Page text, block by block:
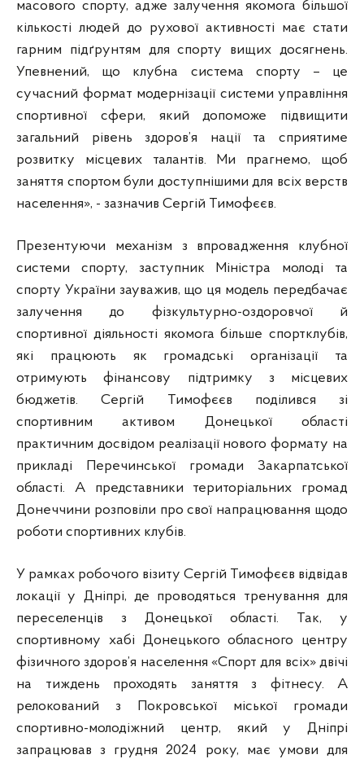
масового спорту, адже залучення якомога більшої
кількості людей до рухової активності має стати
гарним підґрунтям для спорту вищих досягнень.
Упевнений, що клубна система спорту – це
сучасний формат модернізації системи управління
спортивної сфери, який допоможе підвищити
загальний рівень здоров’я нації та сприятиме
розвитку місцевих талантів. Ми прагнемо, щоб
заняття спортом були доступнішими для всіх верств
населення», - зазначив Сергій Тимофєєв.
Презентуючи механізм з впровадження клубної
системи спорту, заступник Міністра молоді та
спорту України зауважив, що ця модель передбачає
залучення до фізкультурно-оздоровчої й
спортивної діяльності якомога більше спортклубів,
які працюють як громадські організації та
отримують фінансову підтримку з місцевих
бюджетів. Сергій Тимофєєв поділився зі
спортивним активом Донецької області
практичним досвідом реалізації нового формату на
прикладі Перечинської громади Закарпатської
області. А представники територіальних громад
Донеччини розповіли про свої напрацювання щодо
роботи спортивних клубів.
У рамках робочого візиту Сергій Тимофєєв відвідав
локації у Дніпрі, де проводяться тренування для
переселенців з Донецької області. Так, у
спортивному хабі Донецького обласного центру
фізичного здоров’я населення «Спорт для всіх» двічі
на тиждень проходять заняття з фітнесу. А
релокований з Покровської міської громади
спортивно-молодіжний центр, який у Дніпрі
запрацював з грудня 2024 року, має умови для